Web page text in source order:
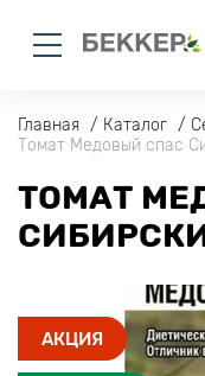
Главная Каталог
Томат Медовый спас
ТОМАТ
АКЦИЯ